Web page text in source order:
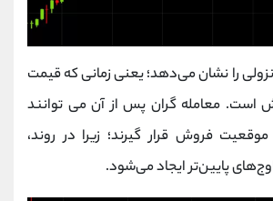
را نشان می‌دهد؛ یعنی زمانی که قیمت
است. معامله گران پس از آن می توانند
فروش قرار گیرند؛ زیرا در روند،
پایین‌تر ایجاد می‌شود.